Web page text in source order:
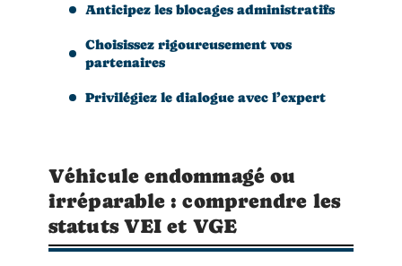
Anticipez les blocages administratifs
Choisissez rigoureusement vos
partenaires
Privilégiez le dialogue avec l’expert
Véhicule endommagé ou
irréparable : comprendre les
statuts VEI et VGE